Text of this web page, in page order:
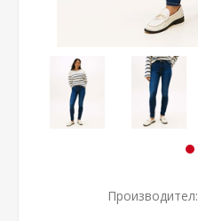
Производител: